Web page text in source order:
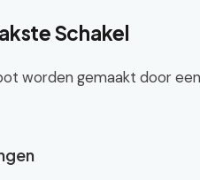
Schakel
worden gemaakt door